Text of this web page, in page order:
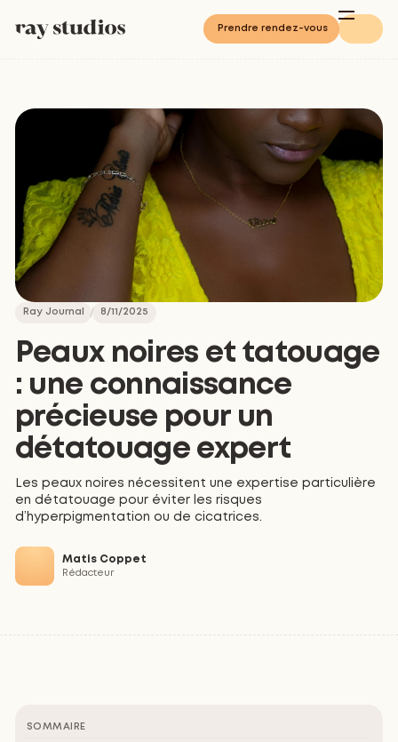
Prendre rendez-vous
Ray Journal 8/11/2025
Peaux noires et tatouage
: une connaissance
précieuse pour un
détatouage expert
Les peaux noires nécessitent une expertise particulière
en détatouage pour éviter les risques
d’hyperpigmentation ou de cicatrices.
Matis Coppet
Rédacteur
SOMMAIRE